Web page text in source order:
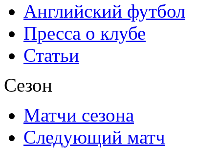
Английский футбол
Пресса о клубе
Статьи
Сезон
Матчи сезона
Следующий матч